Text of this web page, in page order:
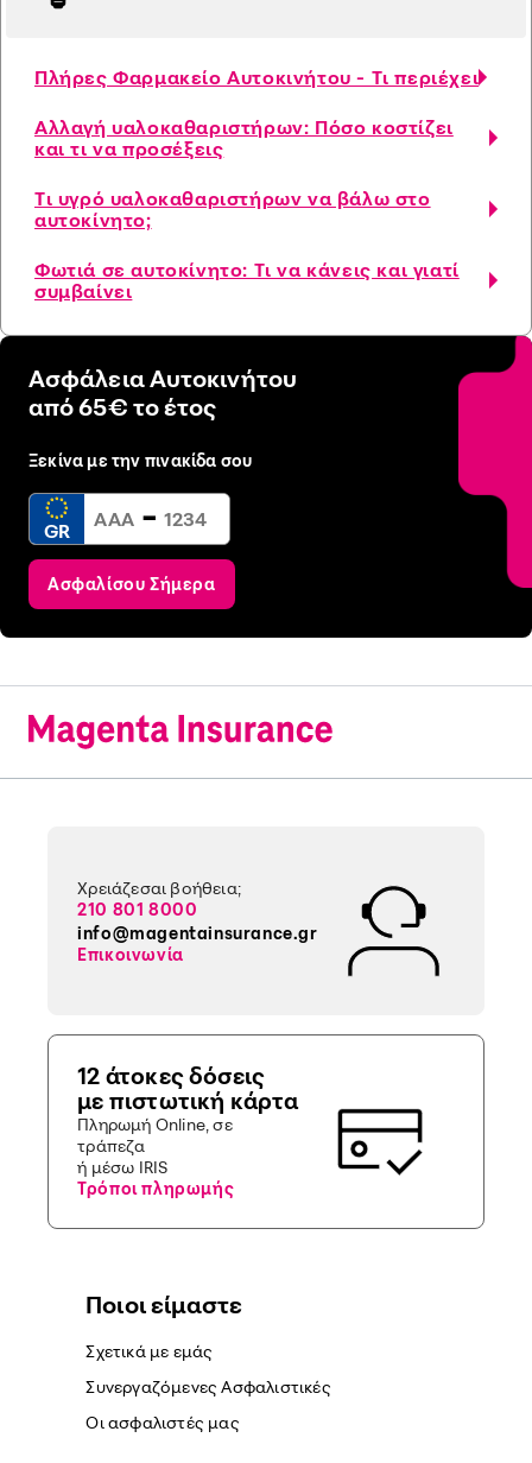
Πλήρες Φαρμακείο Αυτοκινήτου - Τι περιέχει
Αλλαγή υαλοκαθαριστήρων: Πόσο κοστίζει
και τι να προσέξεις
Τι υγρό υαλοκαθαριστήρων να βάλω στο
αυτοκίνητο;
Φωτιά σε αυτοκίνητο: Τι να κάνεις και γιατί
συμβαίνει
Ασφάλεια Αυτοκινήτου
από 65€ το έτος
Ξεκίνα με την πινακίδα σου
GR -
Ασφαλίσου Σήμερα
Ποιοι είμαστε
Σχετικά με εμάς
Συνεργαζόμενες Ασφαλιστικές
Οι ασφαλιστές μας
Χρειάζεσαι βοήθεια;
210 801 8000
info@magentainsurance.gr
Επικοινωνία
12 άτοκες δόσεις
με πιστωτική κάρτα
Πληρωμή Online, σε
τράπεζα
ή μέσω IRIS
Τρόποι πληρωμής